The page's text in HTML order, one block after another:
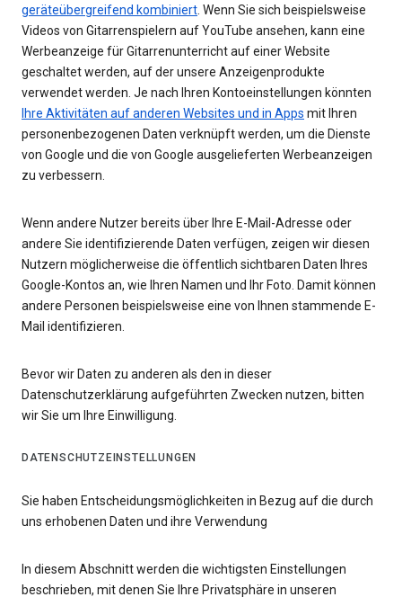
geräteübergreifend kombiniert . Wenn Sie sich beispielsweise
Videos von Gitarrenspielern auf YouTube ansehen, kann eine
Werbeanzeige für Gitarrenunterricht auf einer Website
geschaltet werden, auf der unsere Anzeigenprodukte
verwendet werden. Je nach Ihren Kontoeinstellungen könnten
Ihre Aktivitäten auf anderen Websites und in Apps mit Ihren
personenbezogenen Daten verknüpft werden, um die Dienste
von Google und die von Google ausgelieferten Werbeanzeigen
zu verbessern.
Wenn andere Nutzer bereits über Ihre E-Mail-Adresse oder
andere Sie identifizierende Daten verfügen, zeigen wir diesen
Nutzern möglicherweise die öffentlich sichtbaren Daten Ihres
Google-Kontos an, wie Ihren Namen und Ihr Foto. Damit können
andere Personen beispielsweise eine von Ihnen stammende E-
Mail identifizieren.
Bevor wir Daten zu anderen als den in dieser
Datenschutzerklärung aufgeführten Zwecken nutzen, bitten
wir Sie um Ihre Einwilligung.
DATENSCHUTZEINSTELLUNGEN
Sie haben Entscheidungsmöglichkeiten in Bezug auf die durch
uns erhobenen Daten und ihre Verwendung
In diesem Abschnitt werden die wichtigsten Einstellungen
beschrieben, mit denen Sie Ihre Privatsphäre in unseren